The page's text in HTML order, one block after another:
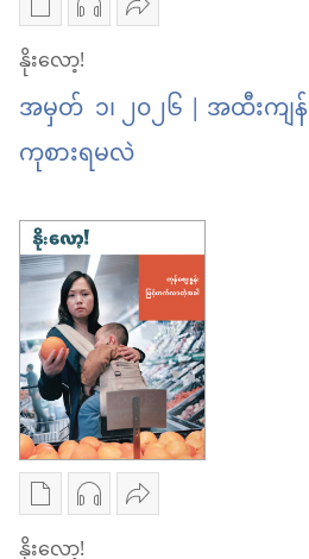
စာပေ
ကူး
ယူ
ရာ
မှာ
ရွေးချယ်
စရာ
များ
နိုး
လော့!
အထီးကျန်
ဝေဒနာ
ကို
ဘယ်လို
အသံ
ကူး
ယူ
ရာ
မှာ
ရွေးချယ်
စရာ
များ
နိုး
လော့!
အထီးကျန်
ဝေဒနာ
ကို
ဝေမျှ
နိုး
လော့!
ဝေဒနာ
ကို
ဘယ်လို
ကုစား
ရ
မ
လဲ
နိုးလော့!
အမှတ် ၁၊ ၂၀၂၆ | အထီးက
ကုစားရမလဲ
စာပေ
ကူး
အသံဝေမျှ